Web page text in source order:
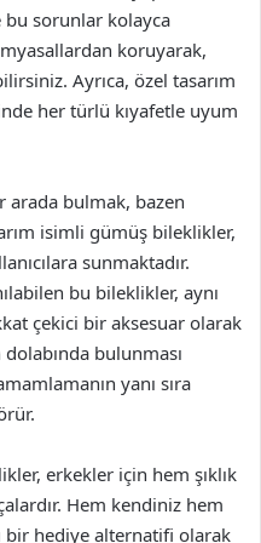
bu sorunlar kolayca
koruyarak,
Ayrıca, özel tasarım
her türlü kıyafetle uyum
arada bulmak, bazen
isimli gümüş bileklikler,
sunmaktadır.
bu bileklikler, aynı
çekici bir aksesuar olarak
bulunması
yanı sıra
erkekler için hem şıklık
Hem kendiniz hem
hediye alternatifi olarak